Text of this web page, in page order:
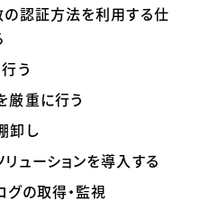
の認証方法を利用する仕
う
厳重に行う
卸し
ューションを導入する
の取得・監視